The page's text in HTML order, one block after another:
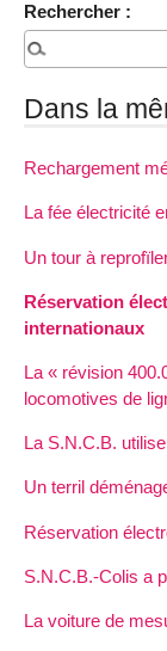
Rechercher :
Dans la
Rechargement
La fée électricité
Un tour à
Réservation
internationaux
La « révision
locomotives de
La S.N.C.B.
Un terril
Réservation
S.N.C.B.-Colis a
La voiture de